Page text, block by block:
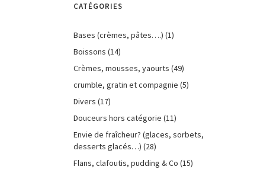
CATÉGORIES
Bases (crèmes, pâtes….) (1)
Boissons (14)
Crèmes, mousses, yaourts (49)
crumble, gratin et compagnie (5)
Divers (17)
Douceurs hors catégorie (11)
Envie de fraîcheur? (glaces, sorbets,
desserts glacés…) (28)
Flans, clafoutis, pudding & Co (15)